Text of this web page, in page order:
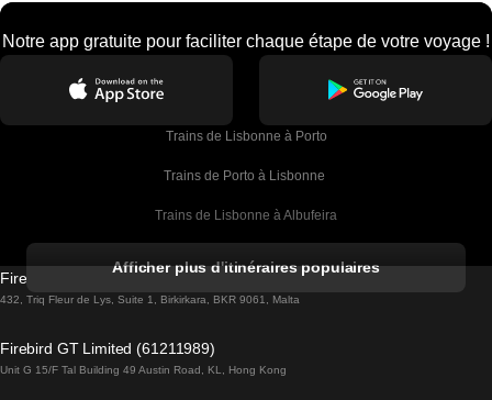
Notre app gratuite pour faciliter chaque étape de votre voyage !
Trains de Lisbonne à Porto
Trains de Porto à Lisbonne
Trains de Lisbonne à Albufeira
Trains de Lisbonne à Lagos
Trains de Lisbonne à Madrid
Afficher plus d'itinéraires populaires
Firebird GT Limited (OC 1451)
432, Triq Fleur de Lys, Suite 1, Birkirkara, BKR 9061, Malta
Firebird GT Limited (61211989)
Unit G 15/F Tal Building 49 Austin Road, KL, Hong Kong